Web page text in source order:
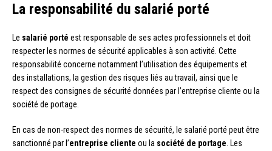
La responsabilité du salarié porté
Le salarié porté est responsable de ses actes professionnels et doit
respecter les normes de sécurité applicables à son activité. Cette
responsabilité concerne notamment l’utilisation des équipements et
des installations, la gestion des risques liés au travail, ainsi que le
respect des consignes de sécurité données par l’entreprise cliente ou la
société de portage.
En cas de non-respect des normes de sécurité, le salarié porté peut être
sanctionné par l’entreprise cliente ou la société de portage. Les